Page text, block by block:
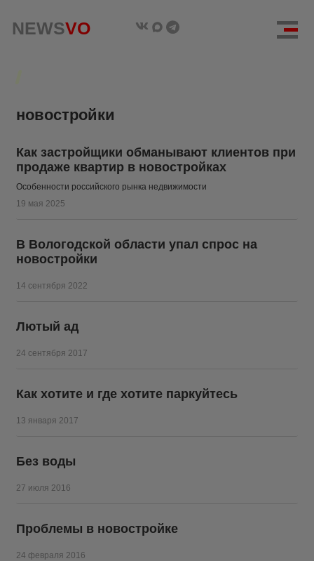
NEWSVO
NEWSVO
новостройки
Как застройщики обманывают клиентов при
продаже квартир в новостройках
Особенности российского рынка недвижимости
19 мая 2025
В Вологодской области упал спрос на
новостройки
14 сентября 2022
Лютый ад
24 сентября 2017
Как хотите и где хотите паркуйтесь
13 января 2017
Без воды
27 июля 2016
Проблемы в новостройке
24 февраля 2016